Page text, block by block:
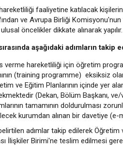
faaliyetine katılacak
ve Avrupa Birliği Komisyonu'nun
öncelikler dikkate alınarak yapılır.
aşağıdaki adımların
verme hareketliliği için öğretim
(training programme) eksiksiz
ve Eğitim Planlarının içinde yer
(Dekan, Bölüm Başkanı,
tamamının doldurulması
kurumdan alınan bir davetiye (e-
adımlar takip edilerek
İlişkiler Birimi'ne teslim edilmesi